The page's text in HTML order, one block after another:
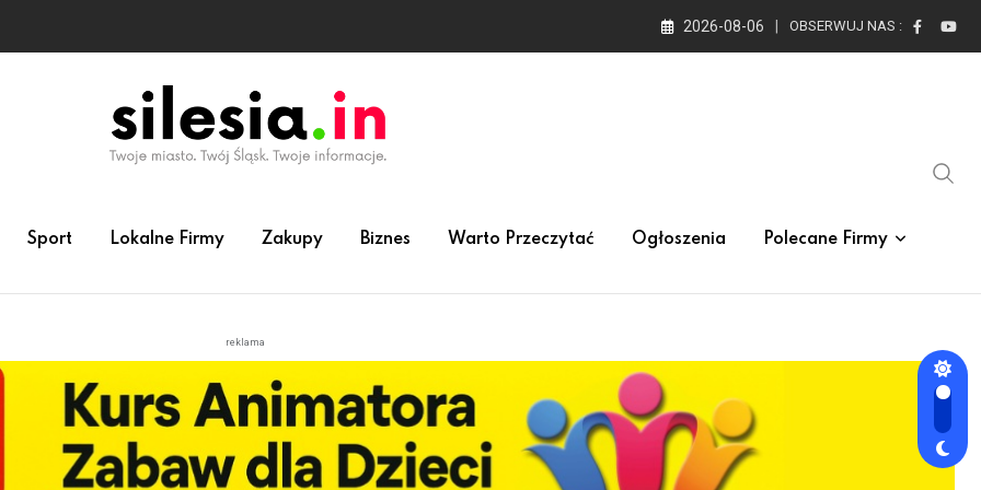
2026-08-06 OBSERWUJ NAS :
Sport Lokalne Firmy Zakupy Biznes Warto Przeczytać Ogłoszenia Polecane Firmy
reklama